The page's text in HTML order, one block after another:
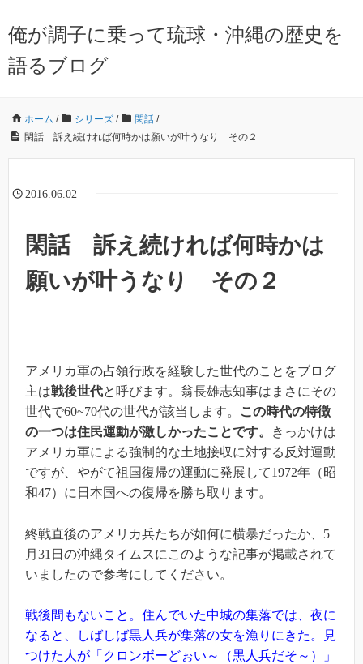
俺が調子に乗って琉球・沖縄の歴史を
語るブログ
ホーム / シリーズ / 閑話 /
閑話 訴え続ければ何時かは願いが叶うなり その２
2016.06.02
閑話 訴え続ければ何時かは
願いが叶うなり その２
アメリカ軍の占領行政を経験した世代のことをブログ
主は戦後世代と呼びます。翁長雄志知事はまさにその
世代で60~70代の世代が該当します。
この時代の特徴
の一つは住民運動が激しかったことです。
きっかけは
アメリカ軍による強制的な土地接収に対する反対運動
ですが、やがて祖国復帰の運動に発展して1972年（昭
和47）に日本国への復帰を勝ち取ります。
終戦直後のアメリカ兵たちが如何に横暴だったか、5
月31日の沖縄タイムスにこのような記事が掲載されて
いましたので参考にしてください。
戦後間もないこと。住んでいた中城の集落では、夜に
なると、しばしば黒人兵が集落の女を漁りにきた。見
つけた人が「クロンボーどぉい～（黒人兵だそ～）」